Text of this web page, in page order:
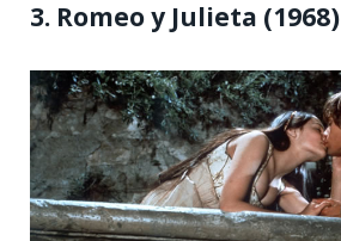
3. Romeo y Julieta (1968)